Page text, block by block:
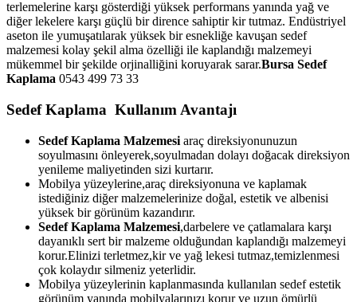
terlemelerine karşı gösterdiği yüksek performans yanında yağ ve
diğer lekelere karşı güçlü bir dirence sahiptir kir tutmaz. Endüstriyel
aseton ile yumuşatılarak yüksek bir esnekliğe kavuşan sedef
malzemesi kolay şekil alma özelliği ile kaplandığı malzemeyi
mükemmel bir şekilde orjinalliğini koruyarak sarar.Bursa Sedef
Kaplama 0543 499 73 33
Sedef Kaplama Kullanım Avantajı
Sedef Kaplama Malzemesi araç direksiyonunuzun
soyulmasını önleyerek,soyulmadan dolayı doğacak direksiyon
yenileme maliyetinden sizi kurtarır.
Mobilya yüzeylerine,araç direksiyonuna ve kaplamak
istediğiniz diğer malzemelerinize doğal, estetik ve albenisi
yüksek bir görünüm kazandırır.
Sedef Kaplama Malzemesi,darbelere ve çatlamalara karşı
dayanıklı sert bir malzeme olduğundan kaplandığı malzemeyi
korur.Elinizi terletmez,kir ve yağ lekesi tutmaz,temizlenmesi
çok kolaydır silmeniz yeterlidir.
Mobilya yüzeylerinin kaplanmasında kullanılan sedef estetik
görünüm yanında mobilyalarınızı korur ve uzun ömürlü